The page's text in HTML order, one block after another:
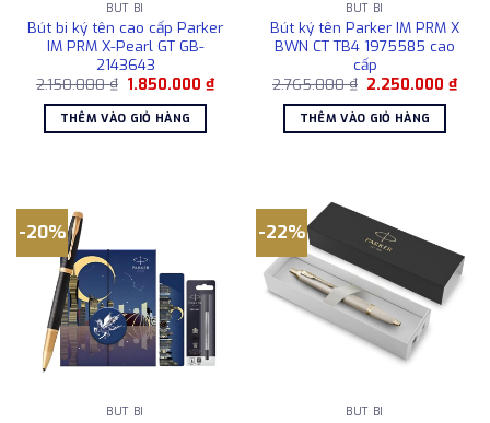
BÚT BI
Bút bi ký tên cao cấp Parker
IM PRM X-Pearl GT GB-
2143643
2.150.000₫ Giá
là:
2.150.000 ₫.
1.850.000₫Giá
hiện
1.850.000 ₫.
THÊM VÀO GIỎ HÀNG
BÚT BI
Bút ký tên Parker IM PRM X
BWN CT TB4 1975585 cao
cấp
2.765.000₫ Giá
là:
2.765.000 ₫.
2.250.000₫Giá
hiện
THÊM VÀO GIỎ HÀNG
-20%
BÚT BI
-22%
BÚT BI